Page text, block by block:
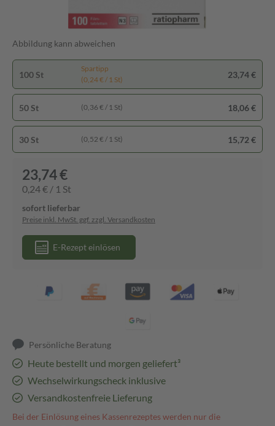
Abbildung kann abweichen
100 St
Spartipp
(0,24 € / 1 St)
23,74 €
50 St (0,36 € / 1 St) 18,06 €
30 St (0,52 € / 1 St) 15,72 €
23,74 €
0,24 € / 1 St
sofort lieferbar
Preise inkl. MwSt. ggf. zzgl. Versandkosten
E-Rezept einlösen
Persönliche Beratung
Heute bestellt und morgen geliefert³
Wechselwirkungscheck inklusive
Versandkostenfreie Lieferung
Bei der Einlösung eines Kassenrezeptes werden nur die